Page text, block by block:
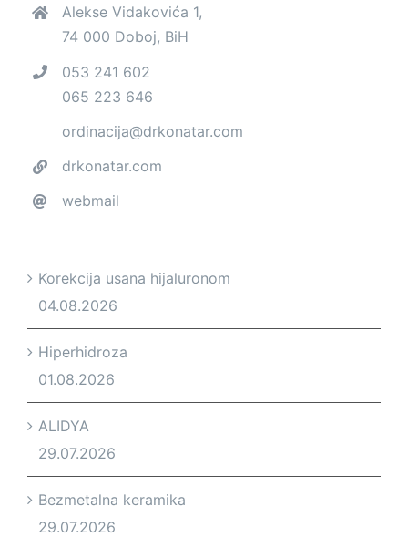
Alekse Vidakovića 1,
74 000 Doboj, BiH
053 241 602
065 223 646
ordinacija@drkonatar.com
drkonatar.com
webmail
Korekcija usana hijaluronom
04.08.2026
Hiperhidroza
01.08.2026
ALIDYA
29.07.2026
Bezmetalna keramika
29.07.2026